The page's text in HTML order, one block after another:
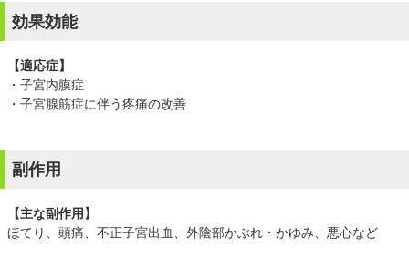
効果効能
【適応症】
・子宮内膜症
・子宮腺筋症に伴う疼痛の改善
副作用
【主な副作用】
ほてり、頭痛、不正子宮出血、外陰部かぶれ・かゆみ、悪心など